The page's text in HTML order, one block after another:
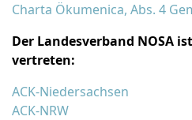
Charta Ökumenica, Abs. 4
Der Landesverband NOSA
vertreten:
ACK-Niedersachsen
ACK-NRW